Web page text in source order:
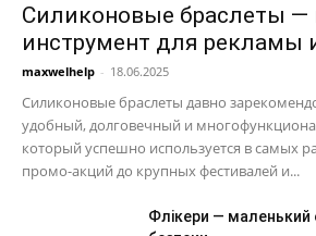
Силиконовые браслеты —
инструмент для рекламы
maxwelhelp - 18.06.2025
Силиконовые браслеты давно
удобный, долговечный и
который успешно используется в самых
промо-акций до крупных фестивалей и...
Флікери — маленький